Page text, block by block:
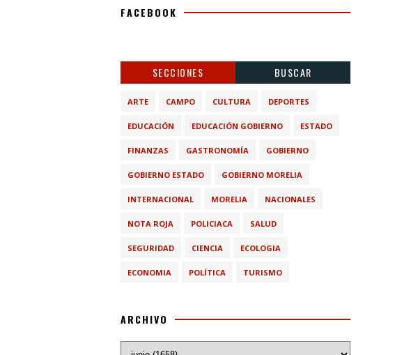
FACEBOOK
SECCIONES BUSCAR
ARTE CAMPO CULTURA DEPORTES
EDUCACIÓN EDUCACIÓN GOBIERNO ESTADO
FINANZAS GASTRONOMÍA GOBIERNO
GOBIERNO ESTADO GOBIERNO MORELIA
INTERNACIONAL MORELIA NACIONALES
NOTA ROJA POLICIACA SALUD
SEGURIDAD CIENCIA ECOLOGIA
ECONOMIA POLÍTICA TURISMO
ARCHIVO